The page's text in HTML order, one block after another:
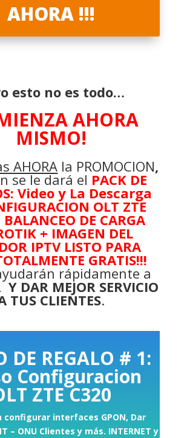
AHORA !!!
esto no es todo…
AHORA
MISMO!
AHORA la PROMOCION,
se le dará el PACK DE
Video y La Descarga
OLT ZTE
DE CARGA
+ IMAGEN DEL
IPTV LISTO PARA
GRATIS!!!
rápidamente a
Y DAR MEJOR SERVICIO
TUS CLIENTES.
DE REGALO # 1:
Configuracion
ZTE C320
configurar interfaces GPON, Dar
– ONU Clientes y más. INTERNET y